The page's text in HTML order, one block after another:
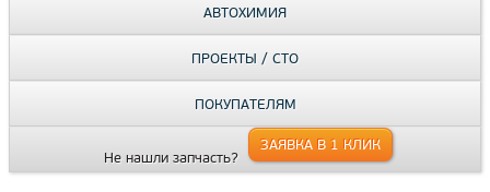
АВТОХИМИЯ
ПРОЕКТЫ / СТО
ПОКУПАТЕЛЯМ
Не нашли запчасть?
ЗАЯВКА В 1 КЛИК